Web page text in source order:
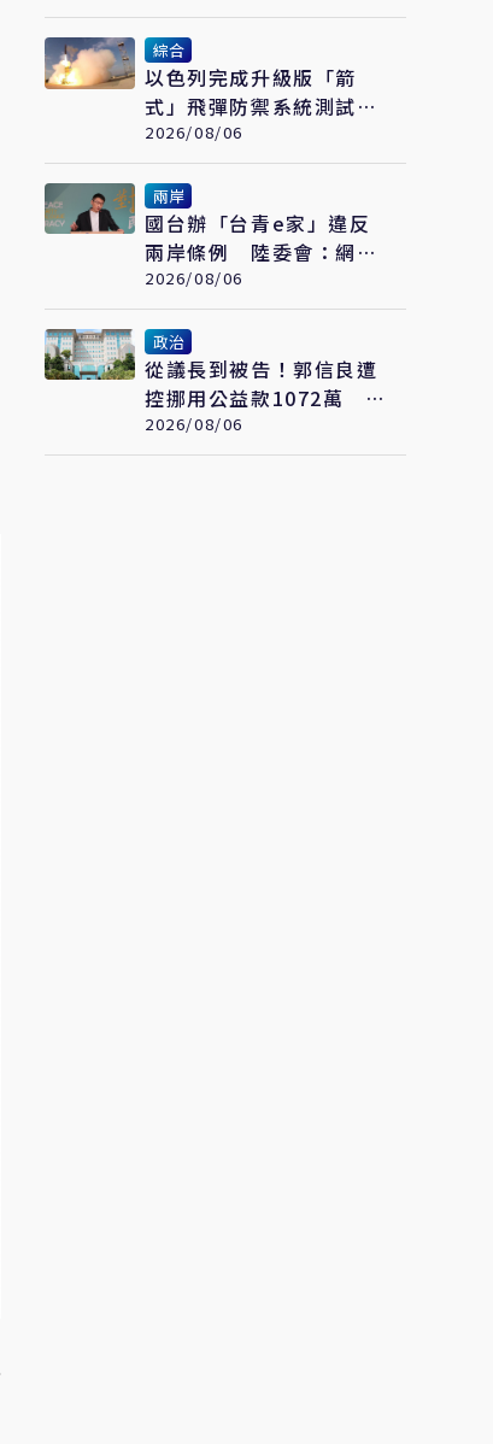
綜合
以色列完成升級版「箭
式」飛彈防禦系統測試
持續強化反導能力
2026/08/06
兩岸
國台辦「台青e家」違反
兩岸條例 陸委會：網站
已被封鎖
2026/08/06
政治
從議長到被告！郭信良遭
控挪用公益款1072萬 藍
營質疑選前司法介入
2026/08/06